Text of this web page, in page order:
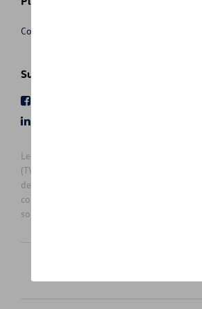
Conditions de vente
Suivez nous
Les prix affichés sur le présent site sont des
(TVAc), hors éventuels frais de montage.
de vente actuel et les éventuels frais de
contacter votre concessionnaire/agent. Les
sont sujets à des changements sans préavis.